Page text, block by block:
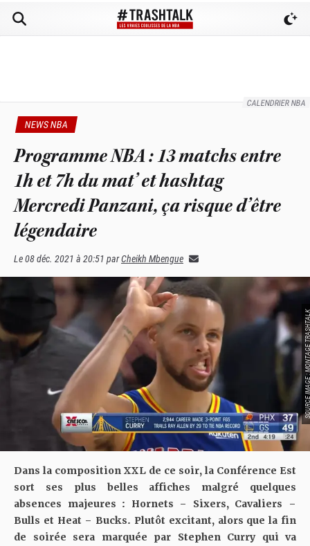
CALENDRIER NBA
NEWS NBA
Programme NBA : 13 matchs entre
1h et 7h du mat’ et hashtag
Mercredi Panzani, ça risque d’être
légendaire
Le08 déc. 2021 à 20:51 parCheikh Mbengue
SOURCE IMAGE :
Dans la composition XXL de ce soir, la Conférence Est
sort ses plus belles affiches malgré quelques
absences majeures : Hornets – Sixers, Cavaliers –
Bulls et Heat – Bucks. Plutôt excitant, alors que la fin
de soirée sera marquée par Stephen Curry qui va